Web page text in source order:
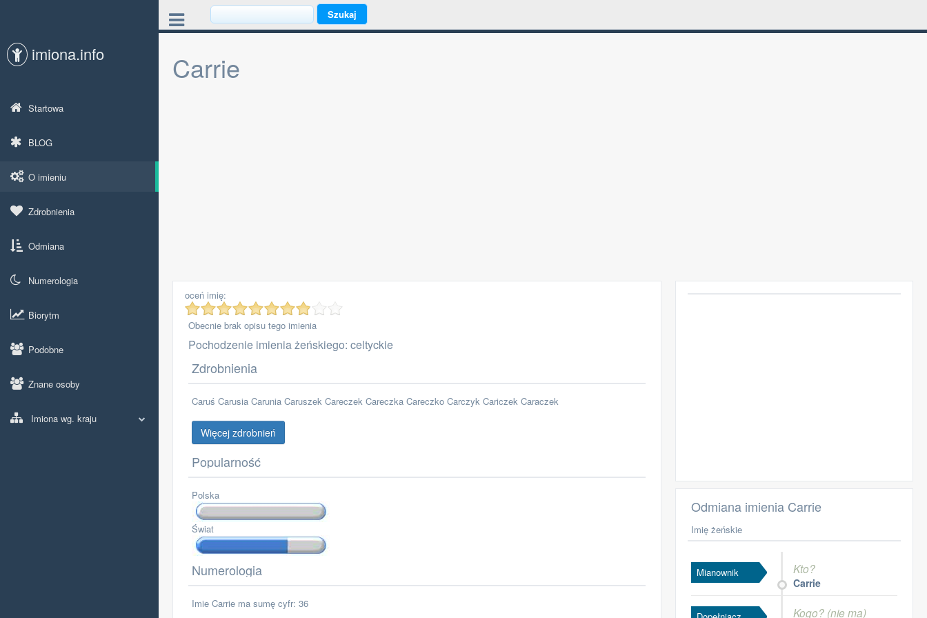
imiona.info
Startowa
BLOG
O imieniu
Zdrobnienia
Odmiana
Numerologia
Biorytm
Podobne
Znane osoby
Imiona wg. kraju
Carrie
oceń imię:
Obecnie brak opisu tego imienia
Pochodzenie imienia żeńskiego: celtyckie
Zdrobnienia
Caruś Carusia Carunia Caruszek Careczek Careczka Careczko Carczyk Cariczek Caraczek
Więcej zdrobnień
Popularność
Polska
Świat
Numerologia
Imie Carrie ma sumę cyfr: 36
Odmiana imienia Carrie
Imię żeńskie
Mianownik Kto?
Carrie
Kogo? (nie ma)